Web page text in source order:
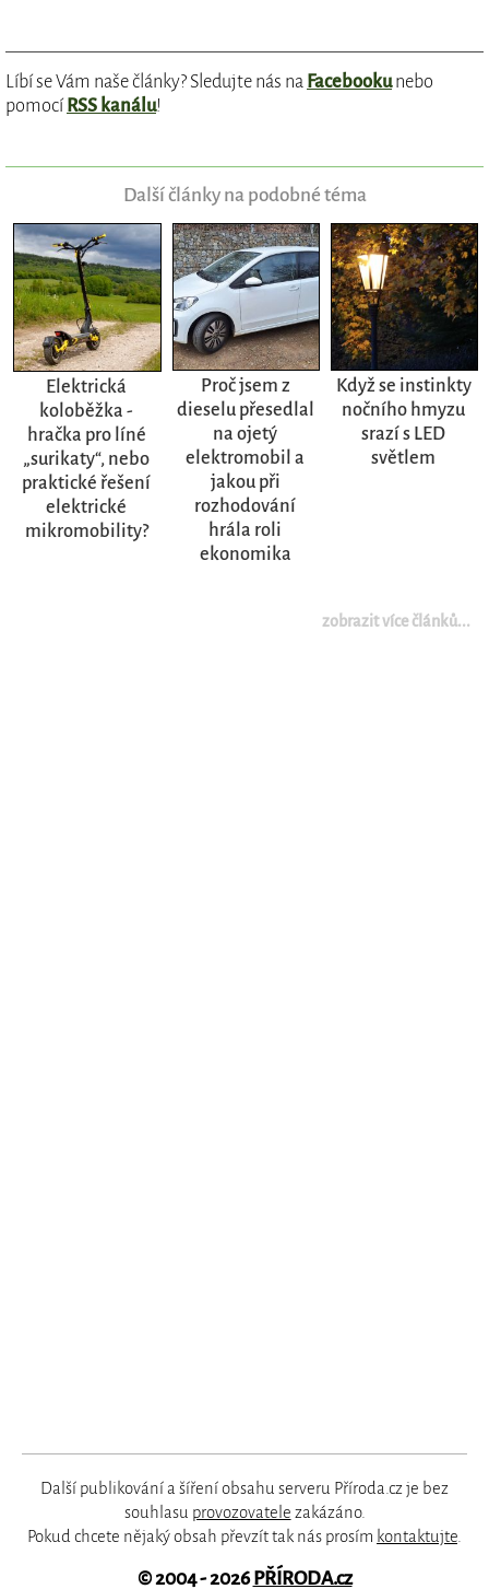
Líbí se Vám naše články? Sledujte nás na Facebookunebo
pomocí RSS kanálu!
Další články na podobné téma
Elektrická
koloběžka -
hračka pro líné
„surikaty“, nebo
praktické řešení
elektrické
mikromobility?
Proč jsem z
dieselu přesedlal
na ojetý
elektromobil a
jakou při
rozhodování
hrála roli
ekonomika
Když se instinkty
nočního hmyzu
srazí s LED
světlem
zobrazit více článků...
Další publikování a šíření obsahu serveru Příroda.cz je bez
souhlasu provozovatele zakázáno.
Pokud chcete nějaký obsah převzít tak nás prosím kontaktujte.
© 2004 - 2026PŘÍRODA.cz